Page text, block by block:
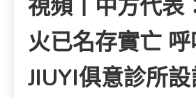
視頻丨中方代表
火已名存實亡
JIUYI俱意診所